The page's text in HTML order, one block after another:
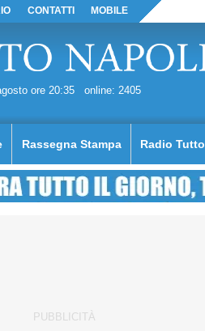
CONTATTI MOBILE
ore 20:35 online: 2405
Rassegna Stampa Radio